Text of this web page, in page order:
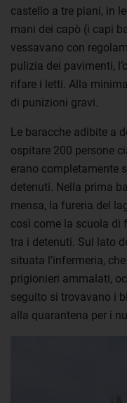
castello a tre piani, in
mani dei capò (i capi
vessavano con
pulizia dei pavimenti,
rifare i letti. Alla
di punizioni gravi.
Le baracche adibite a
ospitare 200 persone
erano completamente
detenuti. Nella prima
mensa, la fureria del
così come la scuola di
tra i detenuti. Sul lato
situata l’infermeria,
prigionieri ammalati,
seguito si trovavano i
alla quarantena per i